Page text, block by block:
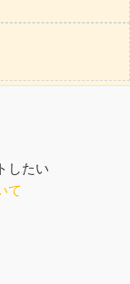
したい
て